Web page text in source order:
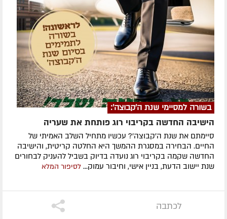
בשורה למסיימי שנת ה'קבוצה':
הישיבה החדשה בקריבוי רוג פותחת את שעריה
סיימתם את שנת ה'קבוצה'? עכשיו מתחיל השלב האמיתי של
החיים. הבחירה במסגרת ההמשך היא החלטה קריטית, והישיבה
החדשה שקמה בקריבוי רוג נועדה בדיוק בשביל להעניק לבחורים
שנת יישוב הדעת, בניין אישי, וחיבור עמוק... לסיפור המלא
לכתבה